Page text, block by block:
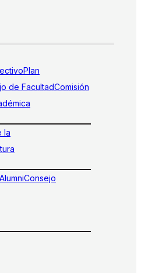
Plan
de FacultadComisión
la
Consejo